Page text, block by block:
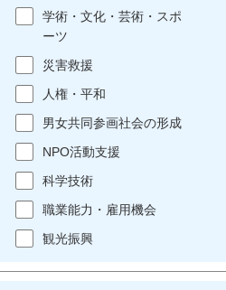
学術・文化・芸術・スポ
ーツ
災害救援
人権・平和
男女共同参画社会の形成
NPO活動支援
科学技術
職業能力・雇用機会
観光振興